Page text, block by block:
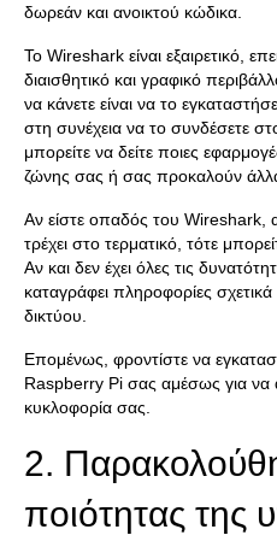
δωρεάν και ανοικτού κώδικα.
Το Wireshark είναι εξαιρετικό,
διαισθητικό και γραφικό
να κάνετε είναι να το
στη συνέχεια να το συνδέσετε
μπορείτε να δείτε ποιες
ζώνης σας ή σας προκαλούν
Αν είστε οπαδός του Wireshark,
τρέχει στο τερματικό, τότε
Αν και δεν έχει όλες τις
καταγράφει πληροφορίες
δικτύου.
Επομένως, φροντίστε να
Raspberry Pi σας αμέσως για να
κυκλοφορία σας.
2.
ποιότητας της